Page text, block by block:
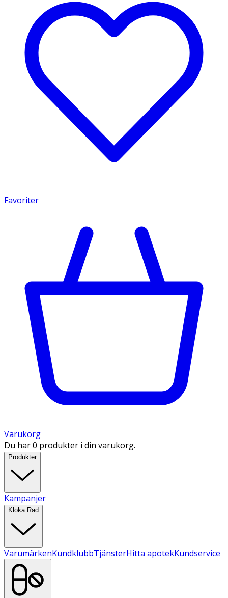
Favoriter
Varukorg
Du har 0 produkter i din varukorg.
Produkter
Kampanjer
Kloka Råd
VarumärkenKundklubbTjänsterHitta apotekKundservice